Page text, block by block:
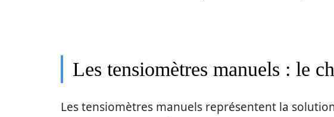
Les tensiomètres manuels : le
Les tensiomètres manuels représentent la